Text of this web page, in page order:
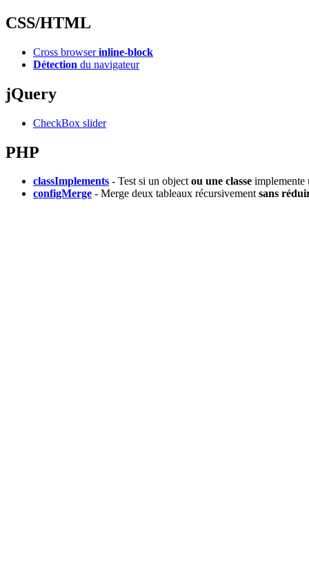
CSS/HTML
Cross browserinline-block
Détection du navigateur
jQuery
CheckBox slider
PHP
classImplements - Test si un objectou une classe implemente
configMerge - Merge deux tableaux récursivementsans